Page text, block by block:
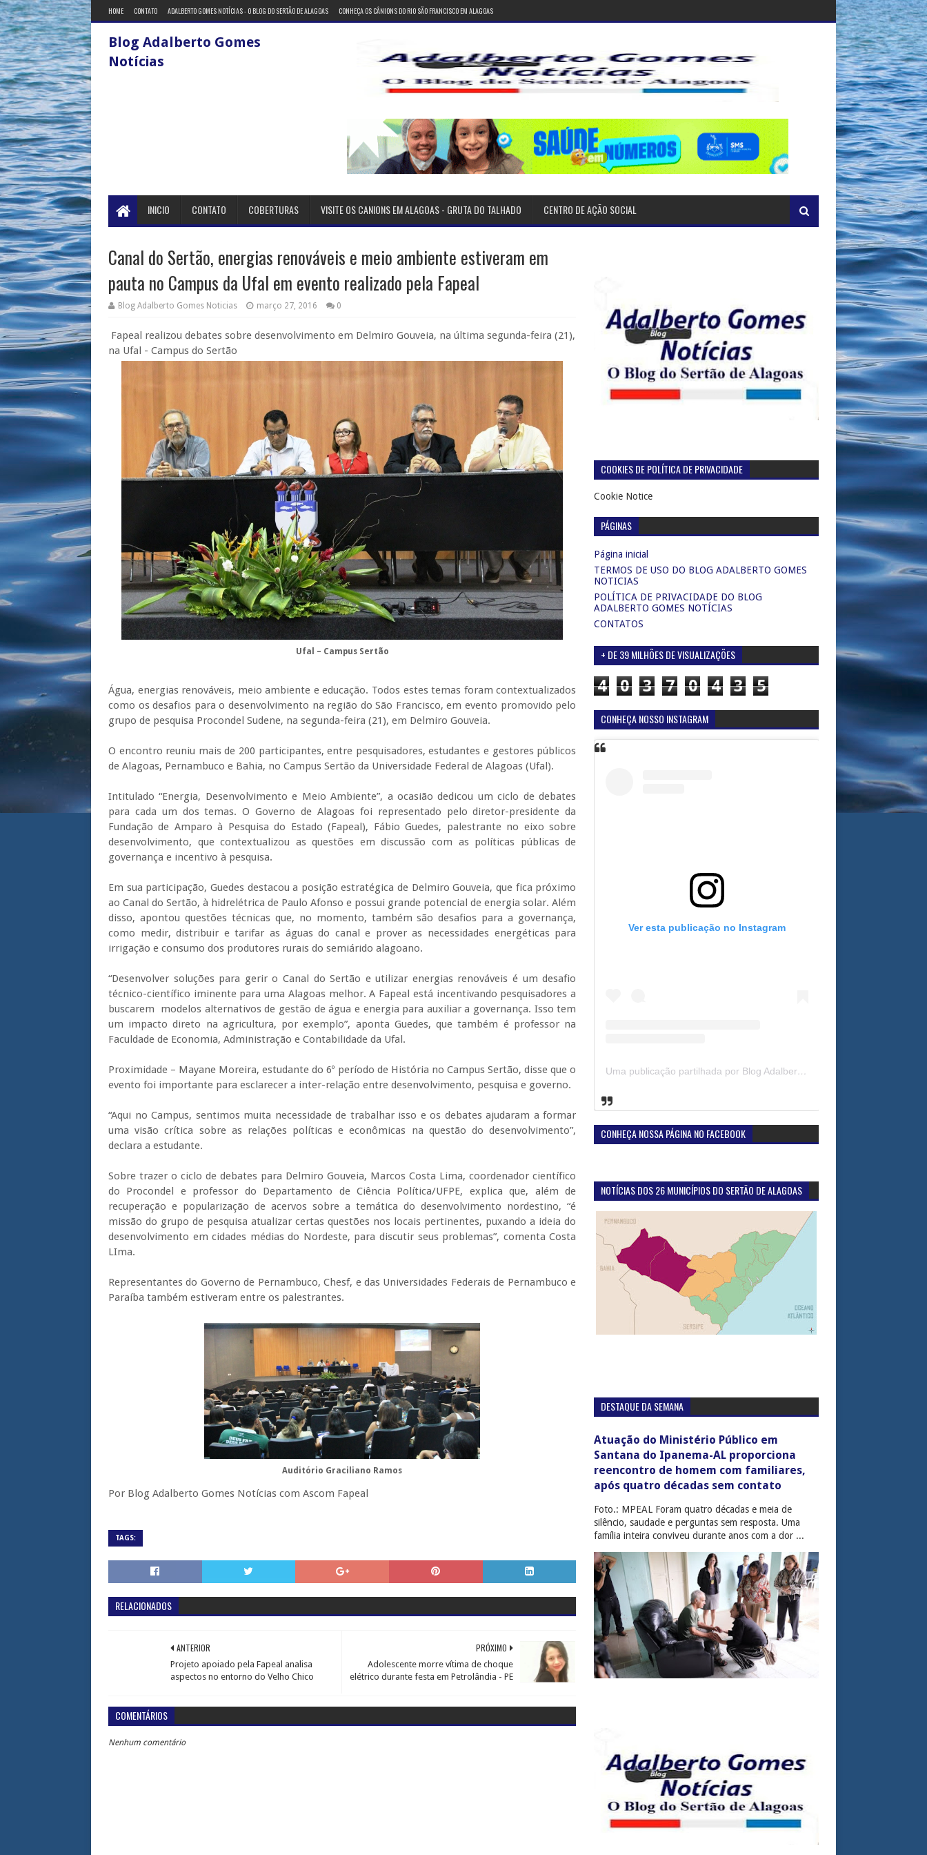
HOME CONTATO ADALBERTO GOMES NOTÍCIAS - O BLOG DO SERTÃO DE ALAGOAS CONHEÇA OS CÂNIONS DO RIO SÃO FRANCISCO EM ALAGOAS
Blog Adalberto Gomes
Notícias
INICIO CONTATO COBERTURAS VISITE OS CANIONS EM ALAGOAS - GRUTA DO TALHADO CENTRO DE AÇÃO SOCIAL
Canal do Sertão, energias renováveis e meio ambiente estiveram em
pauta no Campus da Ufal em evento realizado pela Fapeal
Blog Adalberto Gomes Noticias março 27, 2016 0
Fapeal realizou debates sobre desenvolvimento em Delmiro Gouveia, na última segunda-feira (21),
na Ufal - Campus do Sertão
Ufal – Campus Sertão
Água, energias renováveis, meio ambiente e educação. Todos estes temas foram contextualizados
como os desafios para o desenvolvimento na região do São Francisco, em evento promovido pelo
grupo de pesquisa Procondel Sudene, na segunda-feira (21), em Delmiro Gouveia.
O encontro reuniu mais de 200 participantes, entre pesquisadores, estudantes e gestores públicos
de Alagoas, Pernambuco e Bahia, no Campus Sertão da Universidade Federal de Alagoas (Ufal).
Intitulado “Energia, Desenvolvimento e Meio Ambiente”, a ocasião dedicou um ciclo de debates
para cada um dos temas. O Governo de Alagoas foi representado pelo diretor-presidente da
Fundação de Amparo à Pesquisa do Estado (Fapeal), Fábio Guedes, palestrante no eixo sobre
desenvolvimento, que contextualizou as questões em discussão com as políticas públicas de
governança e incentivo à pesquisa.
Em sua participação, Guedes destacou a posição estratégica de Delmiro Gouveia, que fica próximo
ao Canal do Sertão, à hidrelétrica de Paulo Afonso e possui grande potencial de energia solar. Além
disso, apontou questões técnicas que, no momento, também são desafios para a governança,
como medir, distribuir e tarifar as águas do canal e prover as necessidades energéticas para
irrigação e consumo dos produtores rurais do semiárido alagoano.
“Desenvolver soluções para gerir o Canal do Sertão e utilizar energias renováveis é um desafio
técnico-científico iminente para uma Alagoas melhor. A Fapeal está incentivando pesquisadores a
buscarem modelos alternativos de gestão de água e energia para auxiliar a governança. Isso tem
um impacto direto na agricultura, por exemplo”, aponta Guedes, que também é professor na
Faculdade de Economia, Administração e Contabilidade da Ufal.
Proximidade – Mayane Moreira, estudante do 6º período de História no Campus Sertão, disse que o
evento foi importante para esclarecer a inter-relação entre desenvolvimento, pesquisa e governo.
“Aqui no Campus, sentimos muita necessidade de trabalhar isso e os debates ajudaram a formar
uma visão crítica sobre as relações políticas e econômicas na questão do desenvolvimento”,
declara a estudante.
Sobre trazer o ciclo de debates para Delmiro Gouveia, Marcos Costa Lima, coordenador científico
do Procondel e professor do Departamento de Ciência Política/UFPE, explica que, além de
recuperação e popularização de acervos sobre a temática do desenvolvimento nordestino, “é
missão do grupo de pesquisa atualizar certas questões nos locais pertinentes, puxando a ideia do
desenvolvimento em cidades médias do Nordeste, para discutir seus problemas”, comenta Costa
LIma.
Representantes do Governo de Pernambuco, Chesf, e das Universidades Federais de Pernambuco e
Paraíba também estiveram entre os palestrantes.
Auditório Graciliano Ramos
Por Blog Adalberto Gomes Notícias com Ascom Fapeal
TAGS:
RELACIONADOS
PRÓXIMO
Adolescente morre vítima de choque
elétrico durante festa em Petrolândia - PE
ANTERIOR
Projeto apoiado pela Fapeal analisa
aspectos no entorno do Velho Chico
COMENTÁRIOS
Nenhum comentário
COOKIES DE POLÍTICA DE PRIVACIDADE
Cookie Notice
PÁGINAS
Página inicial
TERMOS DE USO DO BLOG ADALBERTO GOMES
NOTICIAS
POLÍTICA DE PRIVACIDADE DO BLOG
ADALBERTO GOMES NOTÍCIAS
CONTATOS
+ DE 39 MILHÕES DE VISUALIZAÇÕES
4 0 3 7 0 4 3 5
CONHEÇA NOSSO INSTAGRAM
Ver esta publicação no Instagram
Uma publicação partilhada por Blog Adalberto Gomes Noticias (@blogadalbertogomesnoticiass)
CONHEÇA NOSSA PÁGINA NO FACEBOOK
NOTÍCIAS DOS 26 MUNICÍPIOS DO SERTÃO DE ALAGOAS
DESTAQUE DA SEMANA
Atuação do Ministério Público em
Santana do Ipanema-AL proporciona
reencontro de homem com familiares,
após quatro décadas sem contato
Foto.: MPEAL Foram quatro décadas e meia de
silêncio, saudade e perguntas sem resposta. Uma
família inteira conviveu durante anos com a dor ...